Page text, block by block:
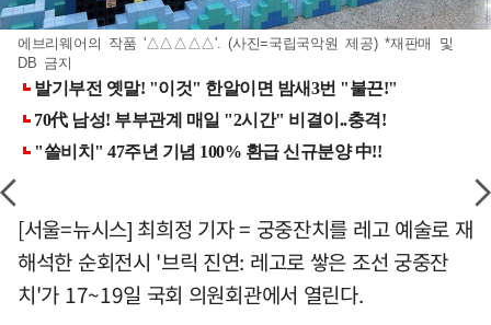
에브리웨어의 작품 '△△△△△'. (사진=국립국악원 제공) *재판매 및
DB 금지
[서울=뉴시스] 최희정 기자 = 궁중잔치를 레고 예술로 재
해석한 순회전시 '브릭 진연: 레고로 쌓은 조선 궁중잔
치'가 17~19일 국회 의원회관에서 열린다.